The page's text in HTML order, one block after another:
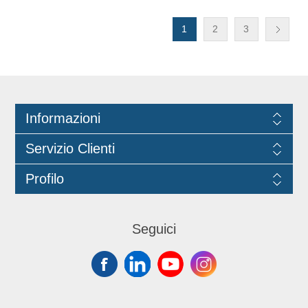
per superfi ci liscie) ,ed è lavabile fino
a 95°C . Particolarmente adatto a
1 2 3
Informazioni
Servizio Clienti
Profilo
Seguici